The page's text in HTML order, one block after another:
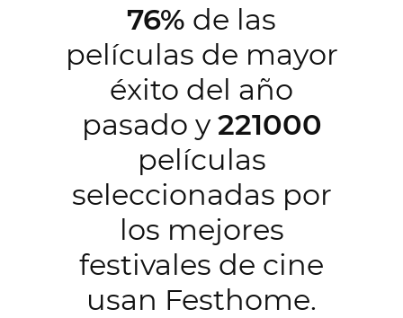
76% de las
películas de mayor
éxito del año
pasado y221000
películas
seleccionadas por
los mejores
festivales de cine
usan Festhome.